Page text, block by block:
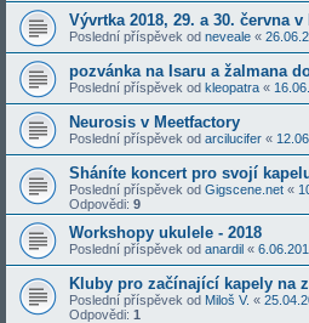
Vývrtka 2018, 29. a 30. června
Poslední příspěvek od neveale «
pozvánka na Isaru a žalmana
Poslední příspěvek od kleopatra «
Neurosis v Meetfactory
Poslední příspěvek od arcilucifer «
Sháníte koncert pro svojí
Poslední příspěvek od Gigscene.net «
Odpovědi: 9
Workshopy ukulele - 2018
Poslední příspěvek od anardil «
Kluby pro začínající kapely na
Poslední příspěvek od Miloš V. «
Odpovědi: 1